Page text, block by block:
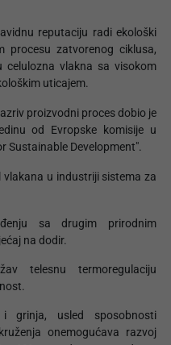
reputaciju radi ekološki
procesu zatvorenog ciklusa,
celulozna vlakna sa visokom
uticajem.
proizvodni proces dobio je
od Evropske komisije u
Sustainable Development".
vlakana u industriji sistema za
sa drugim prirodnim
na dodir.
telesnu termoregulaciju
grinja, usled sposobnosti
onemogućava razvoj